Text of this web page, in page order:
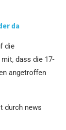
da
die
dass die 17-
angetroffen
durch news